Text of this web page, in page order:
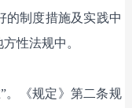
的制度措施及实践中
性法规中。
《规定》第二条规